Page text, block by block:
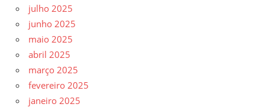
julho 2025
junho 2025
maio 2025
abril 2025
março 2025
fevereiro 2025
janeiro 2025